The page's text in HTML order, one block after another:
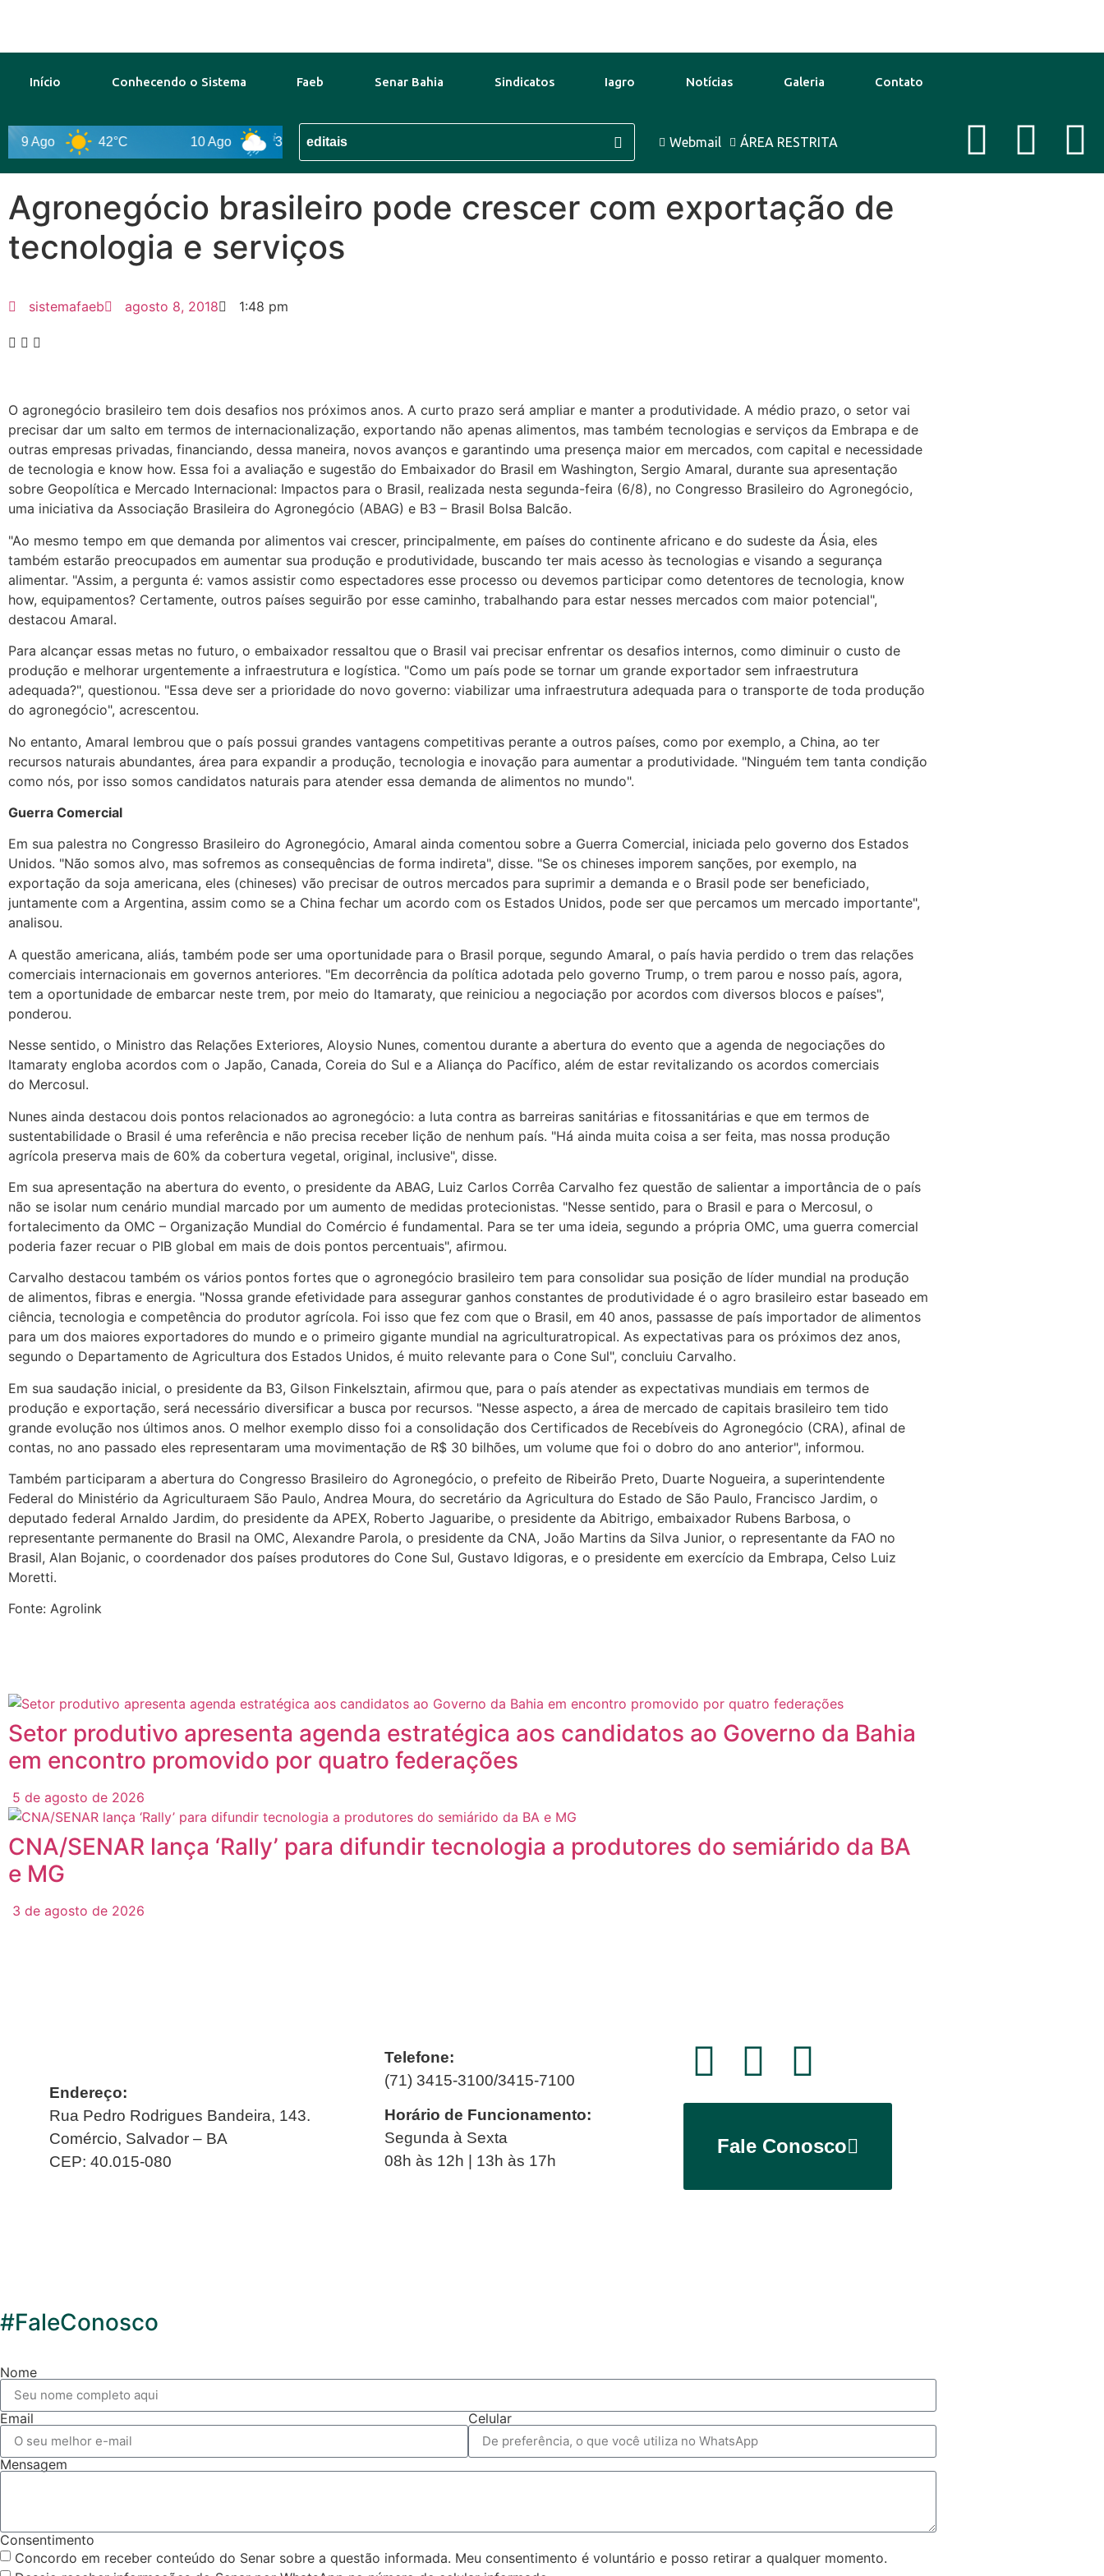
Início Conhecendo o Sistema Faeb Senar Bahia Sindicatos Iagro Notícias Galeria Contato
Ago 42°C 10 Ago 38°C 11 Ago 36°C 13 Ago 33°C
Webmail ÁREA RESTRITA
Agronegócio brasileiro pode crescer com exportação de
tecnologia e serviços
sistemafaeb agosto 8, 2018 1:48 pm
O agronegócio brasileiro tem dois desafios nos próximos anos. A curto prazo será ampliar e manter a produtividade. A médio prazo, o setor vai
precisar dar um salto em termos de internacionalização, exportando não apenas alimentos, mas também tecnologias e serviços da Embrapa e de
outras empresas privadas, financiando, dessa maneira, novos avanços e garantindo uma presença maior em mercados, com capital e necessidade
de tecnologia e know how. Essa foi a avaliação e sugestão do Embaixador do Brasil em Washington, Sergio Amaral, durante sua apresentação
sobre Geopolítica e Mercado Internacional: Impactos para o Brasil, realizada nesta segunda-feira (6/8), no Congresso Brasileiro do Agronegócio,
uma iniciativa da Associação Brasileira do Agronegócio (ABAG) e B3 – Brasil Bolsa Balcão.
"Ao mesmo tempo em que demanda por alimentos vai crescer, principalmente, em países do continente africano e do sudeste da Ásia, eles
também estarão preocupados em aumentar sua produção e produtividade, buscando ter mais acesso às tecnologias e visando a segurança
alimentar. "Assim, a pergunta é: vamos assistir como espectadores esse processo ou devemos participar como detentores de tecnologia, know
how, equipamentos? Certamente, outros países seguirão por esse caminho, trabalhando para estar nesses mercados com maior potencial",
destacou Amaral.
Para alcançar essas metas no futuro, o embaixador ressaltou que o Brasil vai precisar enfrentar os desafios internos, como diminuir o custo de
produção e melhorar urgentemente a infraestrutura e logística. "Como um país pode se tornar um grande exportador sem infraestrutura
adequada?", questionou. "Essa deve ser a prioridade do novo governo: viabilizar uma infraestrutura adequada para o transporte de toda produção
do agronegócio", acrescentou.
No entanto, Amaral lembrou que o país possui grandes vantagens competitivas perante a outros países, como por exemplo, a China, ao ter
recursos naturais abundantes, área para expandir a produção, tecnologia e inovação para aumentar a produtividade. "Ninguém tem tanta condição
como nós, por isso somos candidatos naturais para atender essa demanda de alimentos no mundo".
Guerra Comercial
Em sua palestra no Congresso Brasileiro do Agronegócio, Amaral ainda comentou sobre a Guerra Comercial, iniciada pelo governo dos Estados
Unidos. "Não somos alvo, mas sofremos as consequências de forma indireta", disse. "Se os chineses imporem sanções, por exemplo, na
exportação da soja americana, eles (chineses) vão precisar de outros mercados para suprimir a demanda e o Brasil pode ser beneficiado,
juntamente com a Argentina, assim como se a China fechar um acordo com os Estados Unidos, pode ser que percamos um mercado importante",
analisou.
A questão americana, aliás, também pode ser uma oportunidade para o Brasil porque, segundo Amaral, o país havia perdido o trem das relações
comerciais internacionais em governos anteriores. "Em decorrência da política adotada pelo governo Trump, o trem parou e nosso país, agora,
tem a oportunidade de embarcar neste trem, por meio do Itamaraty, que reiniciou a negociação por acordos com diversos blocos e países",
ponderou.
Nesse sentido, o Ministro das Relações Exteriores, Aloysio Nunes, comentou durante a abertura do evento que a agenda de negociações do
Itamaraty engloba acordos com o Japão, Canada, Coreia do Sul e a Aliança do Pacífico, além de estar revitalizando os acordos comerciais
do Mercosul.
Nunes ainda destacou dois pontos relacionados ao agronegócio: a luta contra as barreiras sanitárias e fitossanitárias e que em termos de
sustentabilidade o Brasil é uma referência e não precisa receber lição de nenhum país. "Há ainda muita coisa a ser feita, mas nossa produção
agrícola preserva mais de 60% da cobertura vegetal, original, inclusive", disse.
Em sua apresentação na abertura do evento, o presidente da ABAG, Luiz Carlos Corrêa Carvalho fez questão de salientar a importância de o país
não se isolar num cenário mundial marcado por um aumento de medidas protecionistas. "Nesse sentido, para o Brasil e para o Mercosul, o
fortalecimento da OMC – Organização Mundial do Comércio é fundamental. Para se ter uma ideia, segundo a própria OMC, uma guerra comercial
poderia fazer recuar o PIB global em mais de dois pontos percentuais", afirmou.
Carvalho destacou também os vários pontos fortes que o agronegócio brasileiro tem para consolidar sua posição de líder mundial na produção
de alimentos, fibras e energia. "Nossa grande efetividade para assegurar ganhos constantes de produtividade é o agro brasileiro estar baseado em
ciência, tecnologia e competência do produtor agrícola. Foi isso que fez com que o Brasil, em 40 anos, passasse de país importador de alimentos
para um dos maiores exportadores do mundo e o primeiro gigante mundial na agriculturatropical. As expectativas para os próximos dez anos,
segundo o Departamento de Agricultura dos Estados Unidos, é muito relevante para o Cone Sul", concluiu Carvalho.
Em sua saudação inicial, o presidente da B3, Gilson Finkelsztain, afirmou que, para o país atender as expectativas mundiais em termos de
produção e exportação, será necessário diversificar a busca por recursos. "Nesse aspecto, a área de mercado de capitais brasileiro tem tido
grande evolução nos últimos anos. O melhor exemplo disso foi a consolidação dos Certificados de Recebíveis do Agronegócio (CRA), afinal de
contas, no ano passado eles representaram uma movimentação de R$ 30 bilhões, um volume que foi o dobro do ano anterior", informou.
Também participaram a abertura do Congresso Brasileiro do Agronegócio, o prefeito de Ribeirão Preto, Duarte Nogueira, a superintendente
Federal do Ministério da Agriculturaem São Paulo, Andrea Moura, do secretário da Agricultura do Estado de São Paulo, Francisco Jardim, o
deputado federal Arnaldo Jardim, do presidente da APEX, Roberto Jaguaribe, o presidente da Abitrigo, embaixador Rubens Barbosa, o
representante permanente do Brasil na OMC, Alexandre Parola, o presidente da CNA, João Martins da Silva Junior, o representante da FAO no
Brasil, Alan Bojanic, o coordenador dos países produtores do Cone Sul, Gustavo Idigoras, e o presidente em exercício da Embrapa, Celso Luiz
Moretti.
Fonte: Agrolink
Setor produtivo apresenta agenda estratégica aos candidatos ao Governo da Bahia
em encontro promovido por quatro federações
5 de agosto de 2026
CNA/SENAR lança ‘Rally’ para difundir tecnologia a produtores do semiárido da BA
e MG
3 de agosto de 2026
Endereço:
Rua Pedro Rodrigues Bandeira, 143.
Comércio, Salvador – BA
CEP: 40.015-080
Telefone:
(71) 3415-3100/3415-7100
Horário de Funcionamento:
Segunda à Sexta
08h às 12h | 13h às 17h
Fale Conosco
#FaleConosco
Nome
Email Celular
Mensagem
Consentimento
Concordo em receber conteúdo do Senar sobre a questão informada. Meu consentimento é voluntário e posso retirar a qualquer momento.